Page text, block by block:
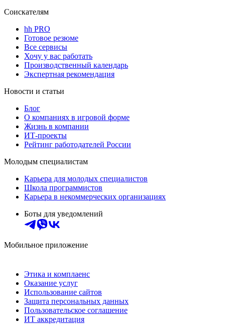
Соискателям
hh PRO
Готовое резюме
Все сервисы
Хочу у вас работать
Производственный календарь
Экспертная рекомендация
Новости и статьи
Блог
О компаниях в игровой форме
Жизнь в компании
ИТ-проекты
Рейтинг работодателей России
Молодым специалистам
Карьера для молодых специалистов
Школа программистов
Карьера в некоммерческих организациях
Боты для уведомлений
Мобильное приложение
Этика и комплаенс
Оказание услуг
Использование сайтов
Защита персональных данных
Пользовательское соглашение
ИТ аккредитация